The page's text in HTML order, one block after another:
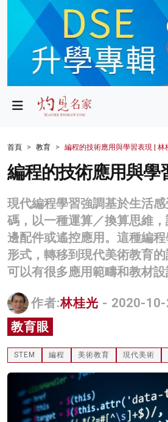
政局
財經
生活
商業
科技
影片
名家榜
灼見活動
首頁 教育 編程的技術應用與學習表現 | 林
編程的技術應用與學
現代編程學習強調基於生活
碼，以一種運算／換算思維
邊配件或遙控應用。這種編
形式，轉移到現代美術教育的
可以有很多應用範疇和教材設
作者:林桂光 - 2020-
教育眼
STEM 編程 美術教育 現代美術